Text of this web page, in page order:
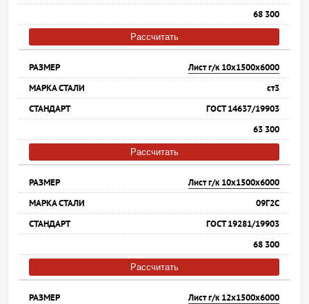
68 300
Рассчитать
Лист г/к 10х1500х6000
ст3
ГОСТ 14637/19903
63 300
Рассчитать
Лист г/к 10х1500х6000
09Г2С
ГОСТ 19281/19903
68 300
Рассчитать
Лист г/к 12х1500х6000